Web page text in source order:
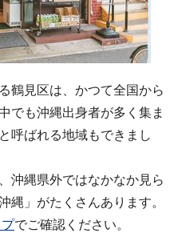
鶴見区は、かつて全国から
でも沖縄出身者が多く集ま
呼ばれる地域もできまし
沖縄県外ではなかなか見ら
縄」がたくさんあります。
でご確認ください。